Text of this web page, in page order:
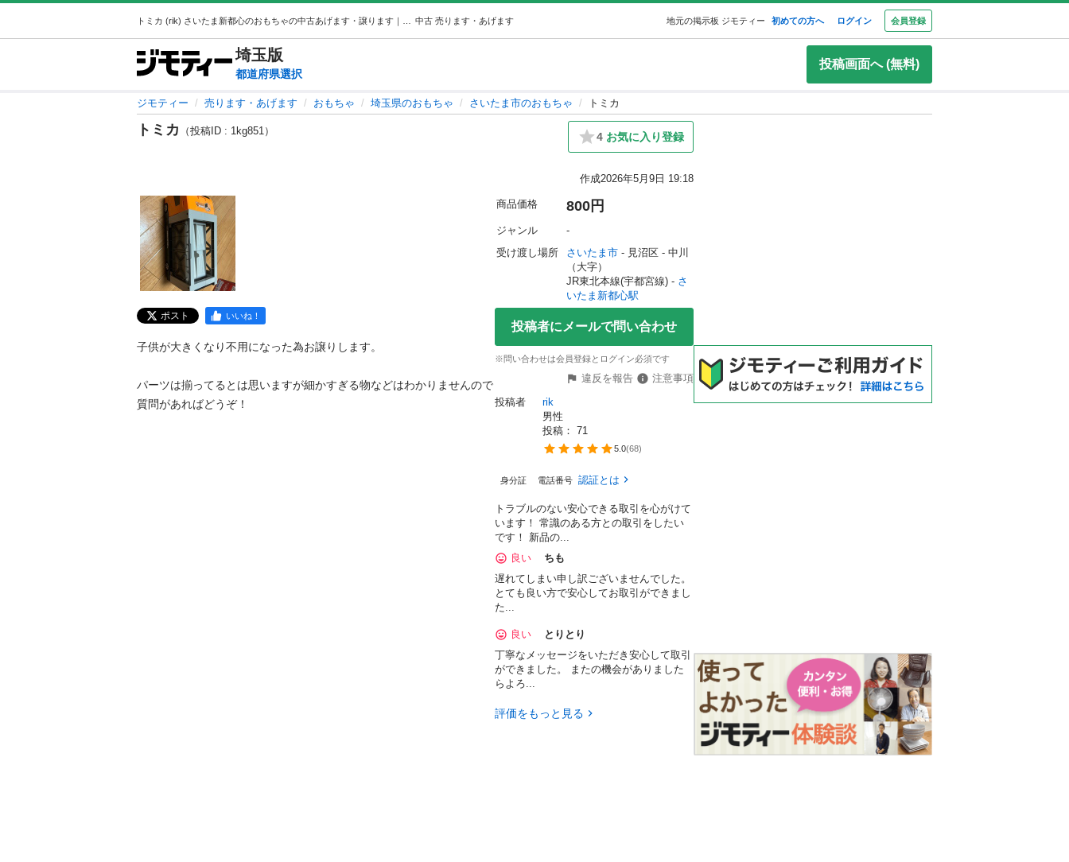
中古 売ります・あげます 地元の掲示板 ジモティー 初めての方へ ログイン 会員登録
埼玉版
都道府県選択
投稿画面へ (無料)
ジモティー 売ります・あげます おもちゃ 埼玉県のおもちゃ さいたま市のおもちゃ トミカ
トミカ （投稿ID : 1kg851） 4 お気に入り登録
作成2026年5月9日 19:18
ポスト いいね！
子供が大きくなり不用になった為お譲りします。
パーツは揃ってるとは思いますが細かすぎる物などはわかりませんので
質問があればどうぞ！
商品価格 800円
ジャンル
-
受け渡し場所
さいたま市 - 見沼区 - 中川
（大字）
JR東北本線(宇都宮線) - さ
いたま新都心駅
投稿者にメールで問い合わせ
※問い合わせは会員登録とログイン必須です
違反を報告
注意事項
投稿者
rik
男性
投稿： 71
5.0(68)
身分証 電話番号 認証とは
トラブルのない安心できる取引を心がけて
います！ 常識のある方との取引をしたい
です！ 新品の...
良い
ちも
遅れてしまい申し訳ございませんでした。
とても良い方で安心してお取引ができまし
た...
良い
とりとり
丁寧なメッセージをいただき安心して取引
ができました。 またの機会がありました
らよろ...
評価をもっと見る